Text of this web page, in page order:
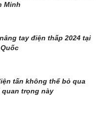
Minh
tay điện thấp 2024 tại
tấn không thể bỏ qua
trọng này